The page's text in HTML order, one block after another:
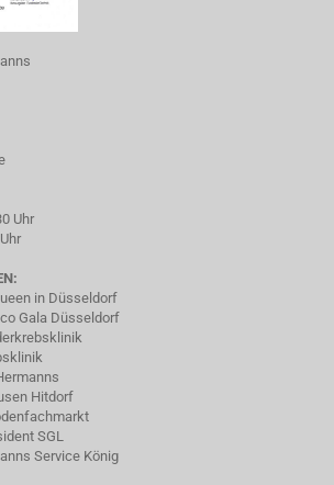
Uhr
in Düsseldorf
Gala Düsseldorf
Hitdorf
SGL
Service König